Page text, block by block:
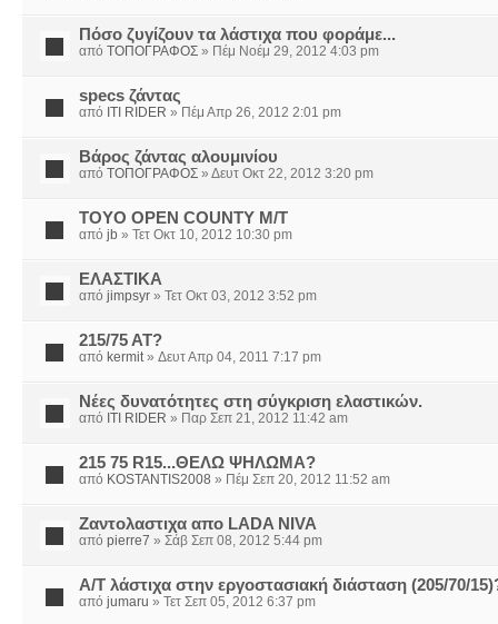
Πόσο ζυγίζουν τα λάστιχα που φοράμε...
από ΤΟΠΟΓΡΑΦΟΣ » Πέμ Νοέμ 29, 2012 4:03 pm
specs ζάντας
από ITI RIDER » Πέμ Απρ 26, 2012 2:01 pm
Βάρος ζάντας αλουμινίου
από ΤΟΠΟΓΡΑΦΟΣ » Δευτ Οκτ 22, 2012 3:20 pm
TOYO OPEN COUNTY M/T
από jb » Τετ Οκτ 10, 2012 10:30 pm
ΕΛΑΣΤΙΚΑ
από jimpsyr » Τετ Οκτ 03, 2012 3:52 pm
215/75 AT?
από kermit» Δευτ Απρ 04, 2011 7:17 pm
Νέες δυνατότητες στη σύγκριση ελαστικών.
από ITI RIDER » Παρ Σεπ 21, 2012 11:42 am
215 75 R15...ΘΕΛΩ ΨΗΛΩΜΑ?
από KOSTANTIS2008 » Πέμ Σεπ 20, 2012 11:52 am
Ζαντολαστιχα απο LADA NIVA
από pierre7 » Σάβ Σεπ 08, 2012 5:44 pm
A/T λάστιχα στην εργοστασιακή διάσταση (205/70/
από jumaru » Τετ Σεπ 05, 2012 6:37 pm